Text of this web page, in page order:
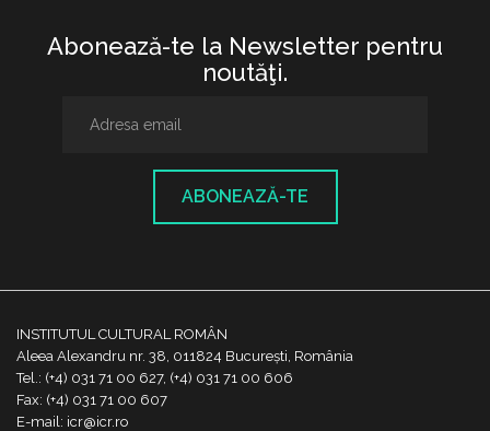
Abonează-te la Newsletter pentru
noutăţi.
ABONEAZĂ-TE
INSTITUTUL CULTURAL ROMÂN
Aleea Alexandru nr. 38, 011824 București, România
Tel.: (+4) 031 71 00 627, (+4) 031 71 00 606
Fax: (+4) 031 71 00 607
E-mail: icr@icr.ro